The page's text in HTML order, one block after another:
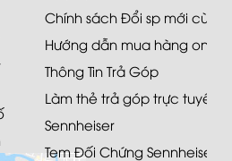
Chính sách Đổi sp mới cùng
Hướng dẫn mua hàng online
Thông Tin Trả Góp
Làm thẻ trả góp trực tuyến
Sennheiser
Tem Đối Chứng Sennheiser